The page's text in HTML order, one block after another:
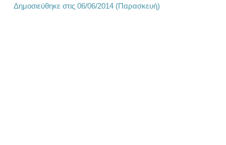
Δημοσιεύθηκε στις 06/06/2014 (Παρασκευή)